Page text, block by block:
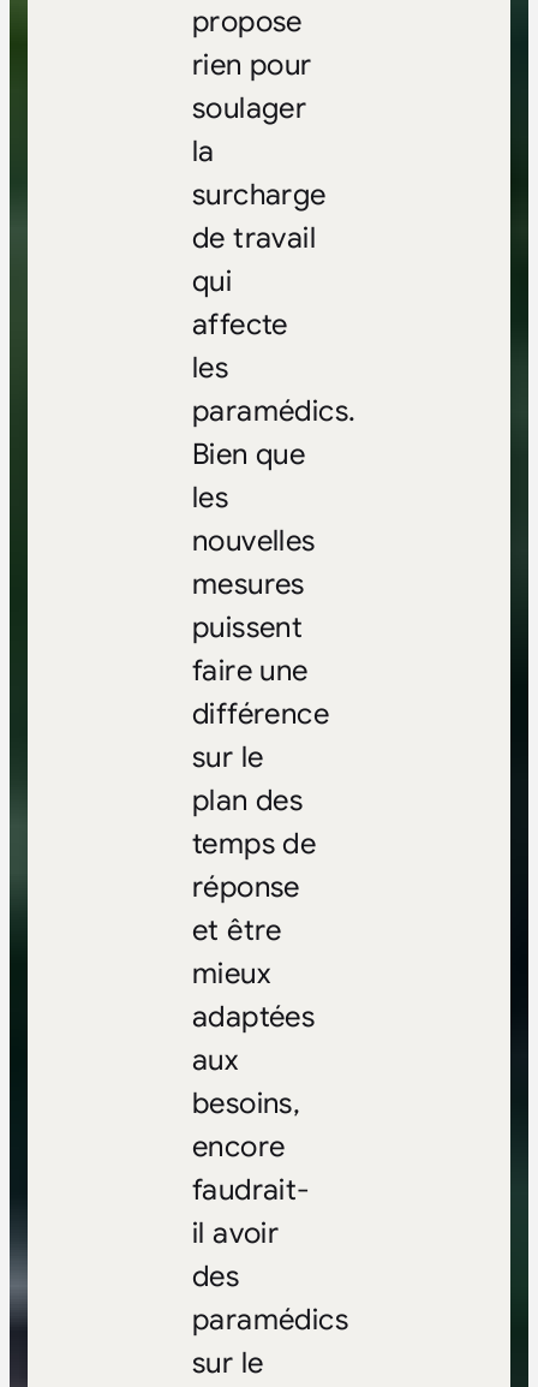
propose
rien pour
soulager
la
surcharge
de travail
qui
affecte
les
paramédics.
Bien que
les
nouvelles
mesures
puissent
faire une
différence
sur le
plan des
temps de
réponse
et être
mieux
adaptées
aux
besoins,
encore
faudrait-
il avoir
des
paramédics
sur le